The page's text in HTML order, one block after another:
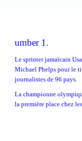
umber 1.
Le sprinter jamaïcain
Michael Phelps pour le
journalistes de 96 pays.
La championne
la première place chez